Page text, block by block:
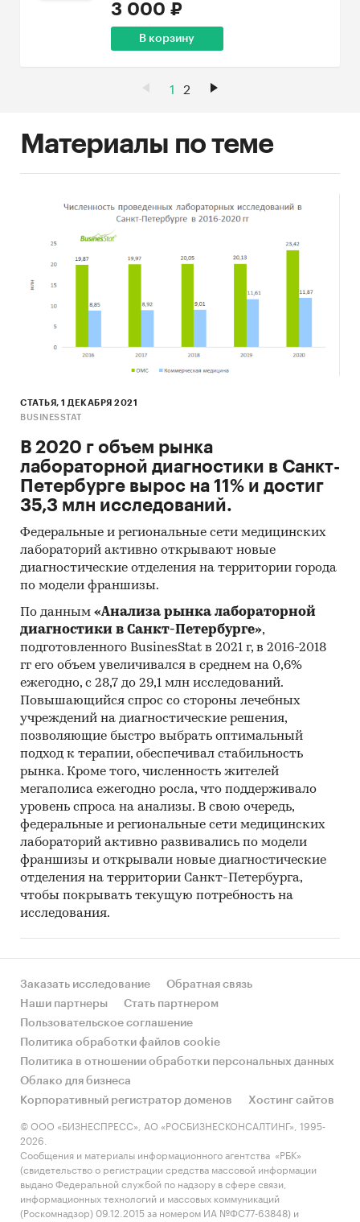
3 000 ₽
В корзину
1 2
Материалы по теме
СТАТЬЯ, 1 ДЕКАБРЯ 2021
BUSINESSTAT
В 2020 г объем рынка
лабораторной диагностики в Санкт-
Петербурге вырос на 11% и достиг
35,3 млн исследований.
Федеральные и региональные сети медицинских
лабораторий активно открывают новые
диагностические отделения на территории города
по модели франшизы.
По данным «Анализа рынка лабораторной
диагностики в Санкт-Петербурге»,
подготовленного BusinesStat в 2021 г, в 2016-2018
гг его объем увеличивался в среднем на 0,6%
ежегодно, с 28,7 до 29,1 млн исследований.
Повышающийся спрос со стороны лечебных
учреждений на диагностические решения,
позволяющие быстро выбрать оптимальный
подход к терапии, обеспечивал стабильность
рынка. Кроме того, численность жителей
мегаполиса ежегодно росла, что поддерживало
уровень спроса на анализы. В свою очередь,
федеральные и региональные сети медицинских
лабораторий активно развивались по модели
франшизы и открывали новые диагностические
отделения на территории Санкт-Петербурга,
чтобы покрывать текущую потребность на
исследования.
Заказать исследование
Обратная связь
Наши партнеры
Стать партнером
Пользовательское соглашение
Политика обработки файлов cookie
Политика в отношении обработки персональных данных
Облако для бизнеса
Корпоративный регистратор доменов
Хостинг сайтов
© ООО «БИЗНЕСПРЕСС», АО «РОСБИЗНЕСКОНСАЛТИНГ», 1995-
2026.
Сообщения и материалы информационного агентства «РБК»
(свидетельство о регистрации средства массовой информации
выдано Федеральной службой по надзору в сфере связи,
информационных технологий и массовых коммуникаций
(Роскомнадзор) 09.12.2015 за номером ИА №ФС77-63848) и